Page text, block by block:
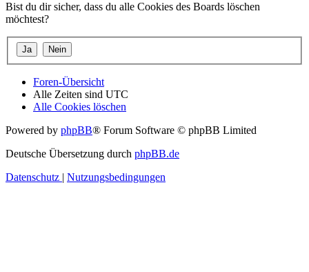
Bist du dir sicher, dass du alle Cookies des Boards löschen
möchtest?
Foren-Übersicht
Alle Zeiten sind UTC
Alle Cookies löschen
Powered by phpBB® Forum Software © phpBB Limited
Deutsche Übersetzung durch phpBB.de
Datenschutz | Nutzungsbedingungen